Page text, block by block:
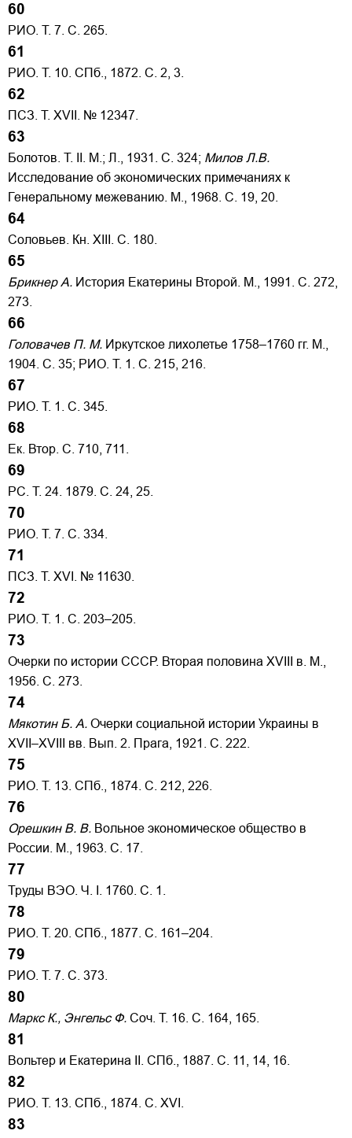
60
РИО. Т. 7. С. 265.
61
РИО. Т. 10. СПб., 1872. С. 2, 3.
62
ПСЗ. Т. XVII. № 12347.
63
Болотов. Т. II. М.; Л., 1931. С. 324; Милов Л.B.
Исследование об экономических примечаниях к
Генеральному межеванию. М., 1968. С. 19, 20.
64
Соловьев. Кн. XIII. С. 180.
65
Брикнер А. История Екатерины Второй. М., 1991. С. 272,
273.
66
Головачев П. М. Иркутское лихолетье 1758–1760 гг. М.,
1904. С. 35; РИО. Т. 1. С. 215, 216.
67
РИО. Т. 1. С. 345.
68
Ек. Втор. С. 710, 711.
69
РС. Т. 24. 1879. С. 24, 25.
70
РИО. Т. 7. С. 334.
71
ПСЗ. Т. XVI. № 11630.
72
РИО. Т. 1. С. 203–205.
73
Очерки по истории СССР. Вторая половина XVIII в. М.,
1956. С. 273.
74
Мякотин Б. А. Очерки социальной истории Украины в
XVII–XVIII вв. Вып. 2. Прага, 1921. С. 222.
75
РИО. Т. 13. СПб., 1874. С. 212, 226.
76
Орешкин В. В. Вольное экономическое общество в
России. М., 1963. С. 17.
77
Труды ВЭО. Ч. I. 1760. С. 1.
78
РИО. Т. 20. СПб., 1877. С. 161–204.
79
РИО. Т. 7. С. 373.
80
Маркс К., Энгельс Ф. Соч. Т. 16. С. 164, 165.
81
Вольтер и Екатерина II. СПб., 1887. С. 11, 14, 16.
82
РИО. Т. 13. СПб., 1874. С. XVI.
83